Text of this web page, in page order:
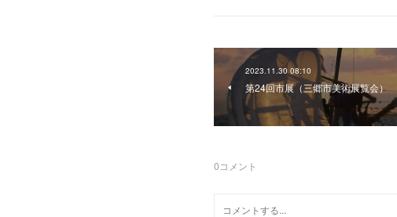
2023.11.30 08:10
第24回市展（三郷市美術展覧会）
0コメント